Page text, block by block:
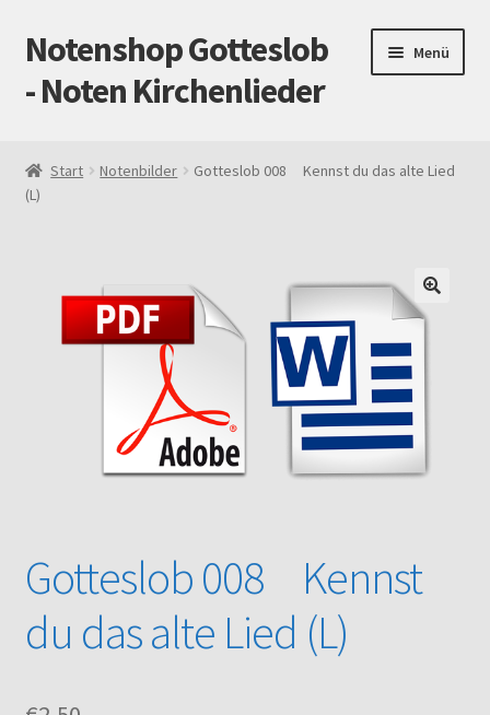
Zur
Navigation
springen
Zum
Inhalt
springen
Notenshop Gotteslob
- Noten Kirchenlieder
Menü
AGB
Cookie-Richtlinie (EU)
Gotteslob alt / neu
Start Notenbilder
Gotteslob 008 Kennst du das alte Lied
(L)
Gotteslob 008 Kennst
du das alte Lied (L)